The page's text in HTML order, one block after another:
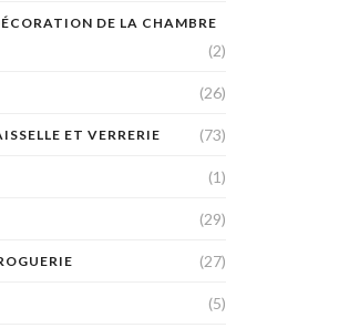
DE LA CHAMBRE
(2)
(26)
ET VERRERIE (73)
(1)
(29)
(27)
(5)